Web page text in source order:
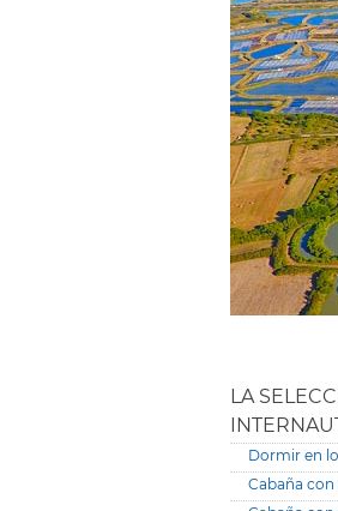
LA
Dormir en
Cabaña con